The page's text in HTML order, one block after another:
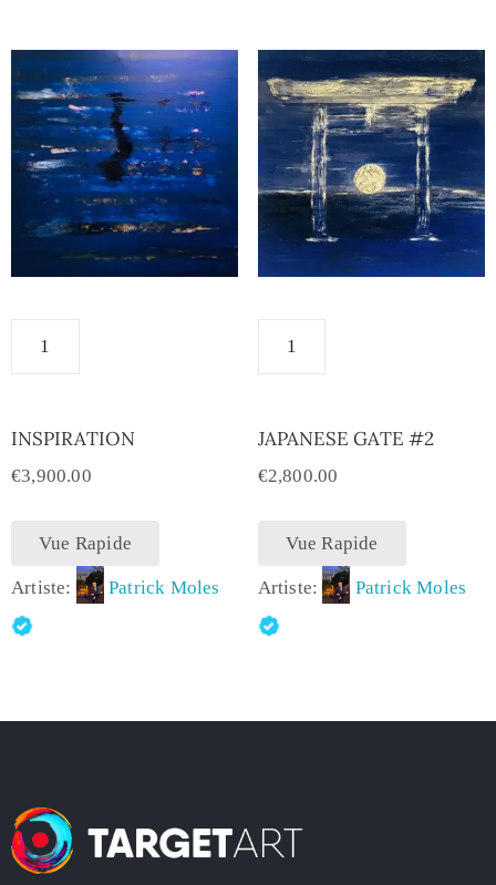
INSPIRATION
€3,900.00
Vue Rapide
Artiste: Patrick Moles
JAPANESE GATE #2
€2,800.00
Vue Rapide
Artiste: Patrick Moles